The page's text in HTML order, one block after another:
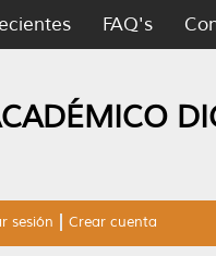
FAQ's
sesión Crear cuenta